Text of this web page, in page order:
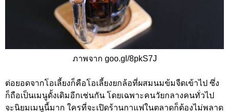
ภาพจาก goo.gl/8pkS7J
ต่อยอดจากโอเลี้ยงก็คือโอเลี้ยงยกล้อที่ผสมนมข้มจืดเข้าไป ซึ่ง
ก็ถือเป็นเมนูดั้งเดิมอีกเช่นกัน โดยเฉพาะคนวัยกลางคนทั่วไป
จะนิยมเมนูนี้มาก ใครที่จะเปิดร้านกาแฟในตลาดก็ต้องไม่พลาด